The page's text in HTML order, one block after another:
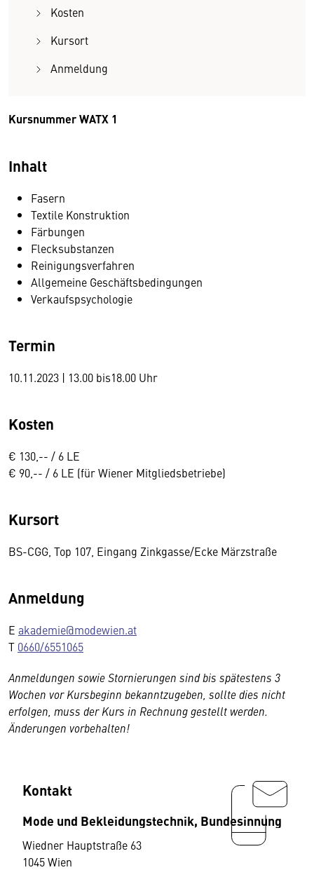
Kosten
Kursort
Anmeldung
Kursnummer WATX 1
Inhalt
Fasern
Textile Konstruktion
Färbungen
Flecksubstanzen
Reinigungsverfahren
Allgemeine Geschäftsbedingungen
Verkaufspsychologie
Termin
10.11.2023 | 13.00 bis18.00 Uhr
Kosten
€ 130,-- / 6 LE
€ 90,-- / 6 LE (für Wiener Mitgliedsbetriebe)
Kursort
BS-CGG, Top 107, Eingang Zinkgasse/Ecke Märzstraße
Anmeldung
E akademie@modewien.at
T 0660/6551065
Anmeldungen sowie Stornierungen sind bis spätestens 3
Wochen vor Kursbeginn bekanntzugeben, sollte dies nicht
erfolgen, muss der Kurs in Rechnung gestellt werden.
Änderungen vorbehalten!
Kontakt
Mode und Bekleidungstechnik, Bundesinnung
Wiedner Hauptstraße 63
1045 Wien